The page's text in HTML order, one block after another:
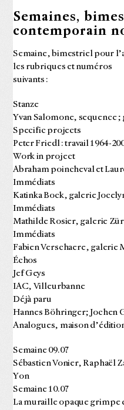
Semaines,
contemporain
Semaine, bimestriel pour
les rubriques et numéros
suivants :
Stanze
Yvan Salomone, sequence
Specific projects
Peter Friedl : travail 1964-
Work in project
Abraham poincheval et
Immédiats
Katinka Bock, galerie
Immédiats
Mathilde Rosier, galerie
Immédiats
Fabien Verschaere, galerie
Échos
Jef Geys
IAC, Villeurbanne
Déjà paru
Hannes Böhringer; Jochen
Analogues, maison
Semaine 09.07
Sébastien Vonier, Raphaël
Yon
Semaine 10.07
La muraille opaque grimpe